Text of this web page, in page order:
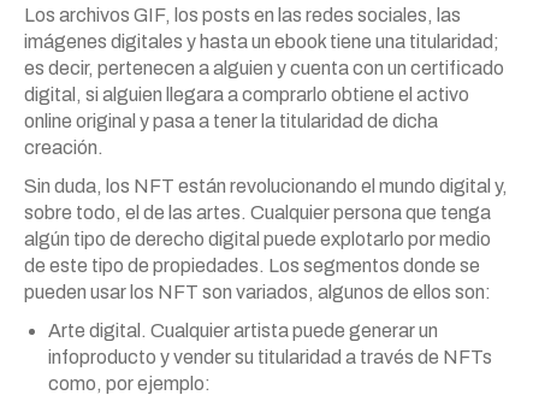
Los archivos GIF, los posts en las redes sociales, las
imágenes digitales y hasta un ebook tiene una titularidad;
es decir, pertenecen a alguien y cuenta con un certificado
digital, si alguien llegara a comprarlo obtiene el activo
online original y pasa a tener la titularidad de dicha
creación.
Sin duda, los NFT están revolucionando el mundo digital y,
sobre todo, el de las artes. Cualquier persona que tenga
algún tipo de derecho digital puede explotarlo por medio
de este tipo de propiedades. Los segmentos donde se
pueden usar los NFT son variados, algunos de ellos son:
Arte digital. Cualquier artista puede generar un
infoproducto y vender su titularidad a través de NFTs
como, por ejemplo: